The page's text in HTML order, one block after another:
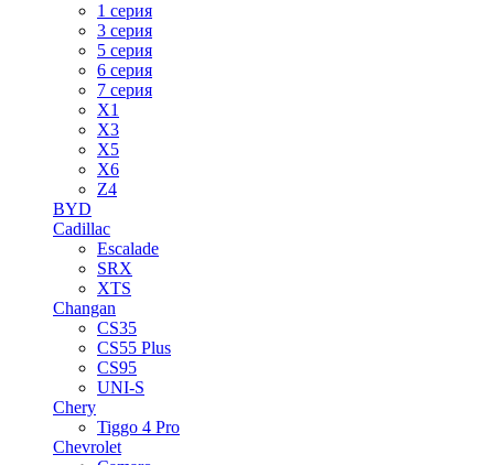
1 серия
3 серия
5 серия
6 серия
7 серия
X1
X3
X5
X6
Z4
BYD
Cadillac
Escalade
SRX
XTS
Changan
CS35
CS55 Plus
CS95
UNI-S
Chery
Tiggo 4 Pro
Chevrolet